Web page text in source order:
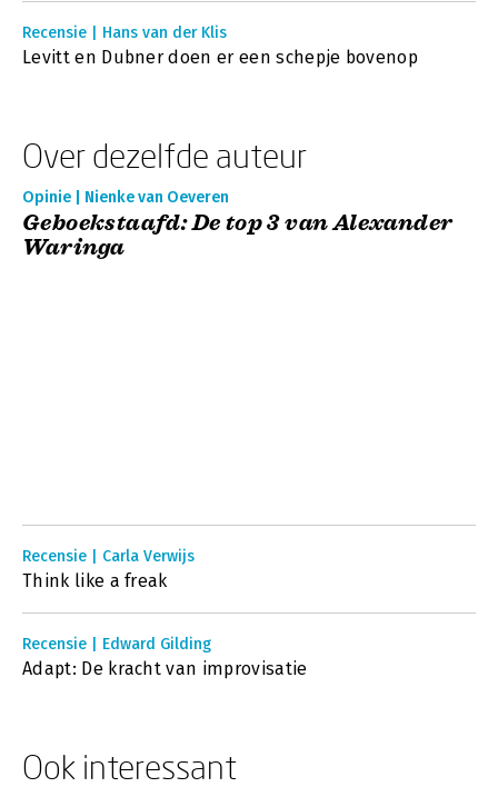
Recensie | Hans van der Klis
Levitt en Dubner doen er een schepje bovenop
Over dezelfde auteur
Opinie | Nienke van Oeveren
Geboekstaafd: De top 3 van Alexander
Waringa
Recensie | Carla Verwijs
Think like a freak
Recensie | Edward Gilding
Adapt: De kracht van improvisatie
Ook interessant